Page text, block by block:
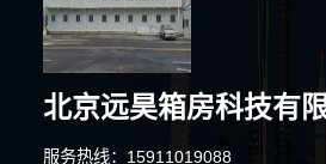
北京远昊箱房科技有
服务热线：15911019088